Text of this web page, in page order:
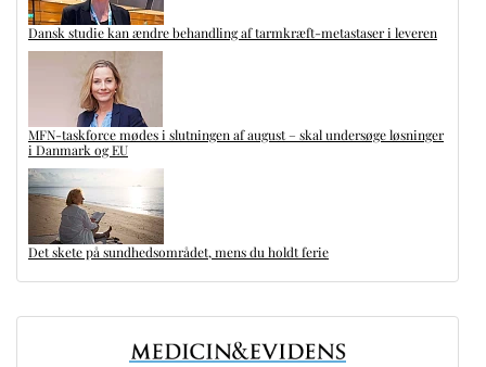
Dansk studie kan ændre behandling af tarmkræft-metastaser i leveren
MFN-taskforce mødes i slutningen af august – skal undersøge løsninger
i Danmark og EU
Det skete på sundhedsområdet, mens du holdt ferie